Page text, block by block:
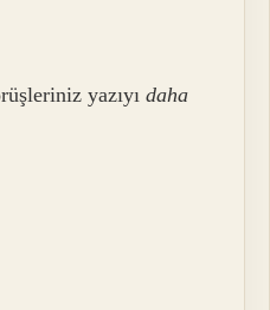
yazıyıdaha